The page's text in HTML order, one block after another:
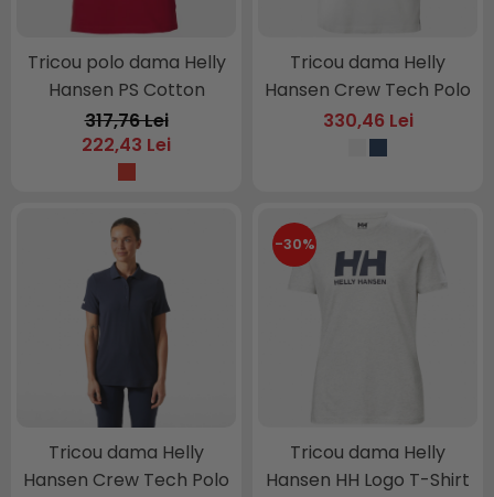
Tricou polo dama Helly
Hansen PS Cotton
317,76 Lei
222,43 Lei
Tricou dama Helly
Hansen Crew Tech Polo
330,46 Lei
Tricou dama Helly
Hansen Crew Tech Polo
-30%
Tricou dama Helly
Hansen HH Logo T-Shirt